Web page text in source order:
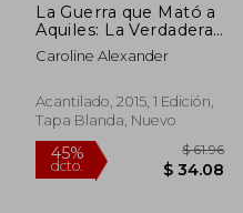
La Guerra que Mató a
Aquiles: La Verdadera
Historia de la «Ilíada»
Caroline Alexander
Acantilado, 2015, 1 Edición,
Tapa Blanda, Nuevo